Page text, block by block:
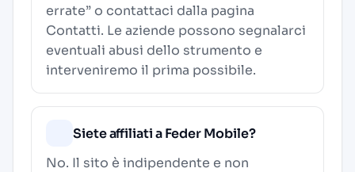
errate” o contattaci dalla pagina
Contatti. Le aziende possono segnalarci
eventuali abusi dello strumento e
interveniremo il prima possibile.
Siete affiliati a Feder Mobile?
No. Il sito è indipendente e non